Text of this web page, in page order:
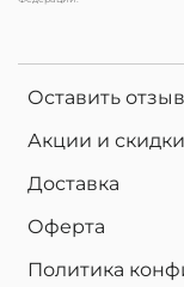
Оставить отзыв
Акции и скидки
Доставка
Оферта
Политика